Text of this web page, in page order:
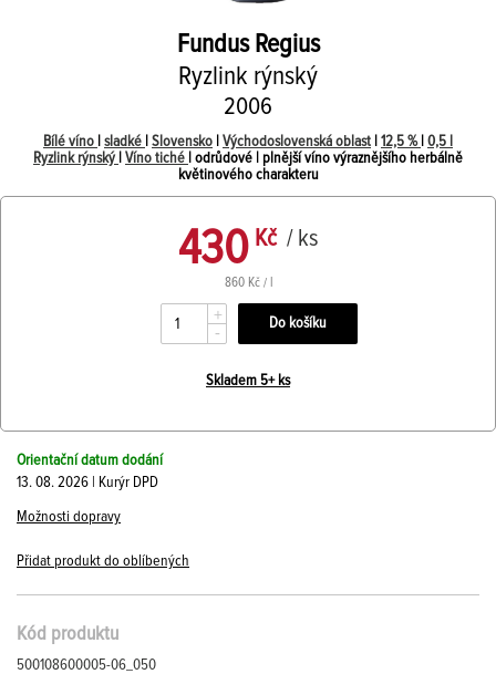
Fundus Regius
Ryzlink rýnský
2006
Bílé víno sladké Slovensko Východoslovenská oblast 12,5 % 0,5 l
Ryzlink rýnský Víno tiché
| odrůdové | plnější víno výraznějšího herbálně
květinového charakteru
430Kč / ks
860 Kč / l
+
-
Skladem 5+ ks
Orientační datum dodání
13. 08. 2026 | Kurýr DPD
Možnosti dopravy
Přidat produkt do oblíbených
Kód produktu
500108600005-06_050